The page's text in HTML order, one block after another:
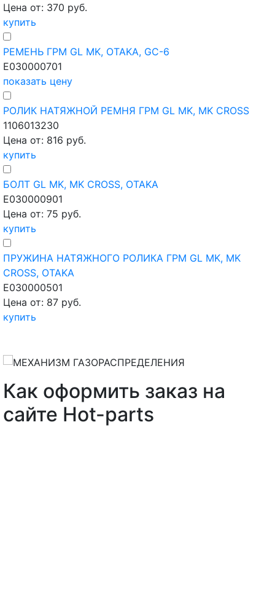
Цена от: 370 руб.
купить
РЕМЕНЬ ГРМ GL MK, OTAKA, GC-6
E030000701
показать цену
РОЛИК НАТЯЖНОЙ РЕМНЯ ГРМ GL MK, MK CROSS
1106013230
Цена от: 816 руб.
купить
БОЛТ GL MK, MK CROSS, OTAKA
E030000901
Цена от: 75 руб.
купить
ПРУЖИНА НАТЯЖНОГО РОЛИКА ГРМ GL MK, MK
CROSS, OTAKA
E030000501
Цена от: 87 руб.
купить
Как оформить заказ на
сайте Hot-parts